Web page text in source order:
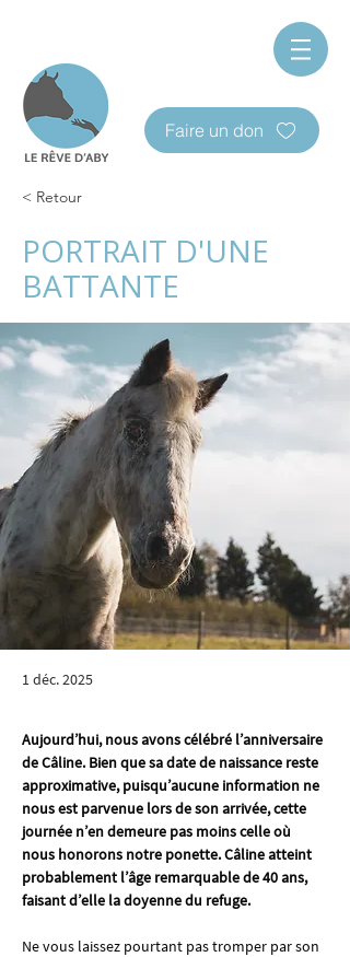
Faire un don
< Retour
PORTRAIT D'UNE
BATTANTE
1 déc. 2025
Aujourd’hui, nous avons célébré l’anniversaire
de Câline. Bien que sa date de naissance reste
approximative, puisqu’aucune information ne
nous est parvenue lors de son arrivée, cette
journée n’en demeure pas moins celle où
nous honorons notre ponette. Câline atteint
probablement l’âge remarquable de 40 ans,
faisant d’elle la doyenne du refuge.
Ne vous laissez pourtant pas tromper par son